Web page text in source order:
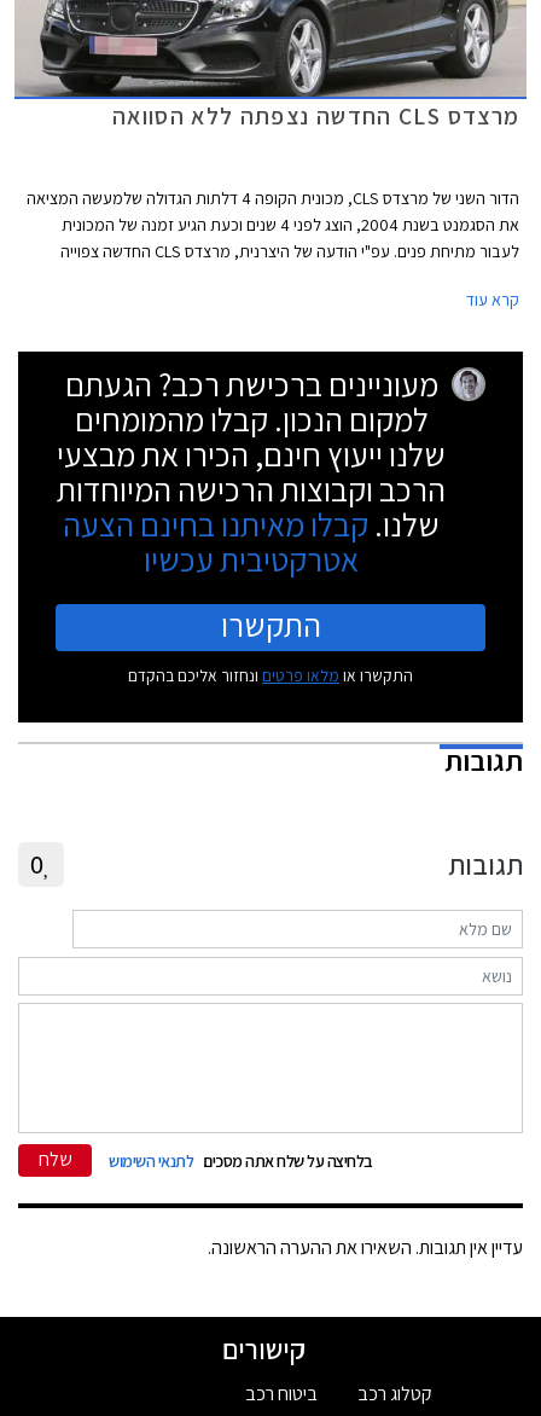
מרצדס CLS החדשה נצפתה ללא הסוואה
הדור השני של מרצדס CLS, מכונית הקופה 4 דלתות הגדולה שלמעשה המציאה
את הסגמנט בשנת 2004, הוצג לפני 4 שנים וכעת הגיע זמנה של המכונית
לעבור מתיחת פנים. עפ"י הודעה של היצרנית, מרצדס CLS החדשה צפוייה
חשיפה מוקדמת יותר שעשויה להתקיים כבר בחודש הקרוב בפסטיבל המהירות
קרא עוד
מעוניינים ברכישת רכב? הגעתם
למקום הנכון. קבלו מהמומחים
שלנו ייעוץ חינם, הכירו את מבצעי
הרכב וקבוצות הרכישה המיוחדות
שלנו. קבלו מאיתנו בחינם הצעה
אטרקטיבית עכשיו
התקשרו
התקשרו או מלאו פרטים ונחזור אליכם בהקדם
תגובות
תגובות 0
בלחיצה על שלח אתה מסכים לתנאי השימוש שלח
עדיין אין תגובות. השאירו את ההערה הראשונה.
קישורים
קטלוג רכב
ביטוח רכב